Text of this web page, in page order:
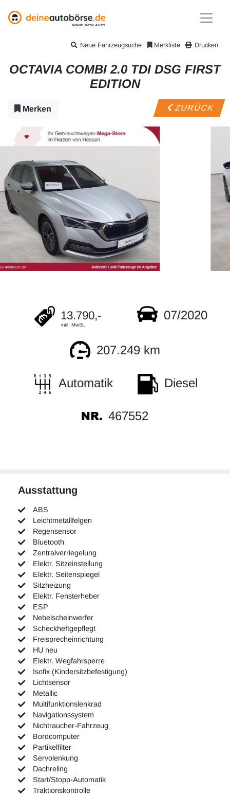
Drucken
Merkliste
Neue Fahrzeugsuche
OCTAVIA COMBI 2.0 TDI DSG FIRST
EDITION
Merken ZURÜCK
13.790,-
inkl. MwSt.
07/2020
207.249 km
Automatik Diesel
467552
Ausstattung
ABS
Leichtmetallfelgen
Regensensor
Bluetooth
Zentralverriegelung
Elektr. Sitzeinstellung
Elektr. Seitenspiegel
Sitzheizung
Elektr. Fensterheber
ESP
Nebelscheinwerfer
Scheckheftgepflegt
Freisprecheinrichtung
HU neu
Elektr. Wegfahrsperre
Isofix (Kindersitzbefestigung)
Lichtsensor
Metallic
Multifunktionslenkrad
Navigationssystem
Nichtraucher-Fahrzeug
Bordcomputer
Partikelfilter
Servolenkung
Dachreling
Start/Stopp-Automatik
Traktionskontrolle